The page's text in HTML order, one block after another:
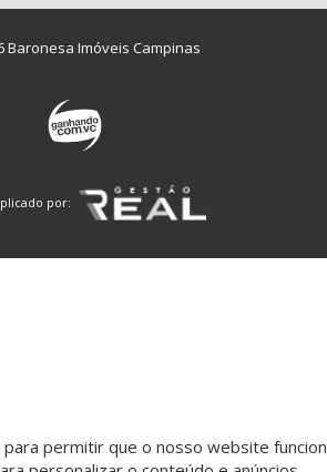
Baronesa Imóveis Campinas
por:
para permitir que o nosso website